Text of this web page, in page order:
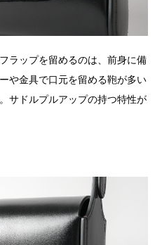
ラップを留めるのは、前身に備
や金具で口元を留める鞄が多い
サドルプルアップの持つ特性が